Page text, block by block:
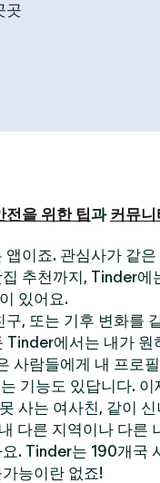
곳
전을 위한 팁과 커뮤
이죠. 관심사가 같
추천까지, Tinder에
있어요.
, 또는 기후 변화를
에서는 내가 원
사람들에게 내 프로
기능도 있답니다.
사는 여사친, 같이
다른 지역이나 다른
. Tinder는 190개국
능이란 없죠!